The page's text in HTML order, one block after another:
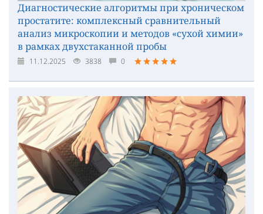
Диагностические алгоритмы при хроническом
простатите: комплексный сравнительный
анализ микроскопии и методов «сухой химии»
в рамках двухстаканной пробы
11.12.2025 3838 0